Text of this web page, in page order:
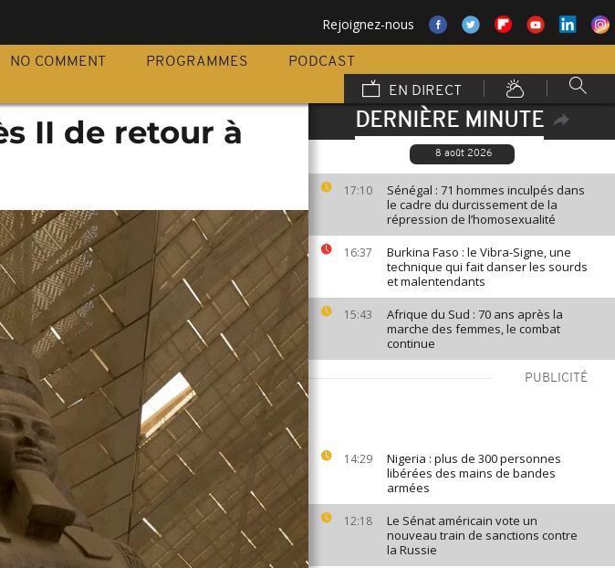
Rejoignez-nous
NO COMMENT PROGRAMMES
PODCAST
EN DIRECT
DERNIÈRE MINUTE
8 août 2026
17:10
Sénégal : 71 hommes inculpés dans
le cadre du durcissement de la
répression de l’homosexualité
16:37
Burkina Faso : le Vibra-Signe, une
technique qui fait danser les sourds
et malentendants
15:43
Afrique du Sud : 70 ans après la
marche des femmes, le combat
continue
PUBLICITÉ
14:29
Nigeria : plus de 300 personnes
libérées des mains de bandes
armées
12:18
Le Sénat américain vote un
nouveau train de sanctions contre
la Russie
II de retour à